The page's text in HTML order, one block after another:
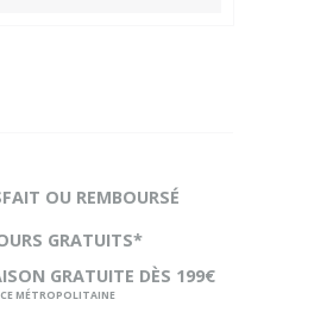
OU REMBOURSÉ
GRATUITS*
GRATUITE DÈS 199€
MÉTROPOLITAINE